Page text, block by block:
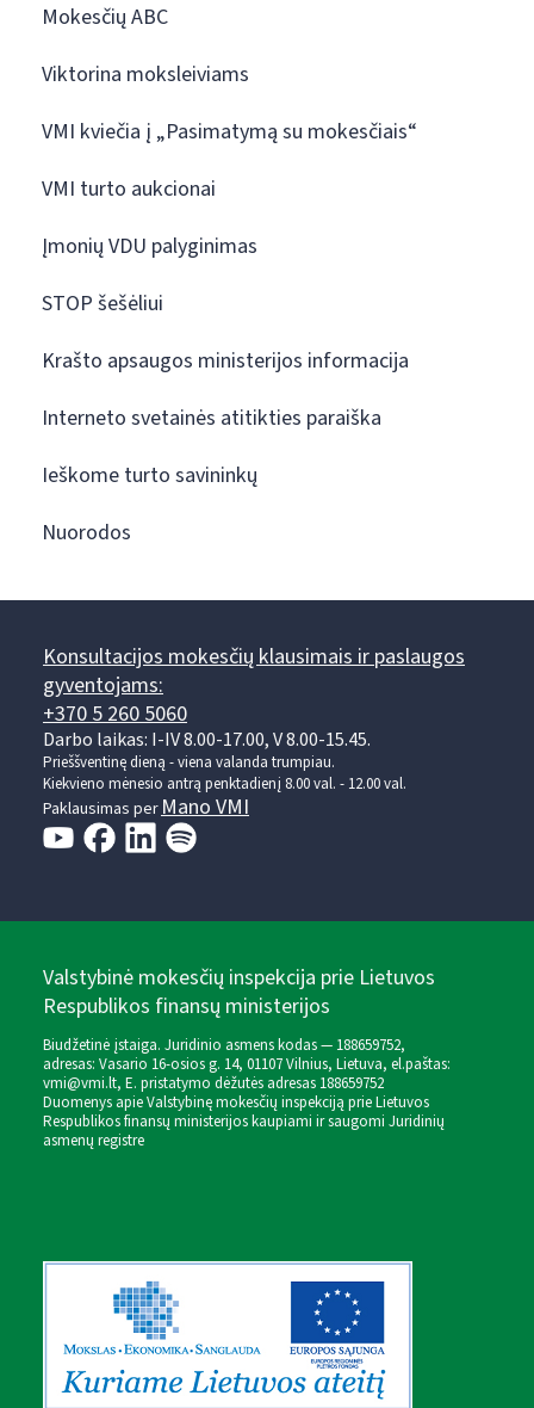
Mokesčių ABC
Viktorina moksleiviams
VMI kviečia į „Pasimatymą su mokesčiais“
VMI turto aukcionai
Įmonių VDU palyginimas
STOP šešėliui
Krašto apsaugos ministerijos informacija
Interneto svetainės atitikties paraiška
Ieškome turto savininkų
Nuorodos
Konsultacijos mokesčių klausimais ir paslaugos
gyventojams:
+370 5 260 5060
Darbo laikas: I-IV 8.00-17.00, V 8.00-15.45.
Prieššventinę dieną - viena valanda trumpiau.
Kiekvieno mėnesio antrą penktadienį 8.00 val. - 12.00 val.
Paklausimas per Mano VMI
Valstybinė mokesčių inspekcija prie Lietuvos
Respublikos finansų ministerijos
Biudžetinė įstaiga. Juridinio asmens kodas — 188659752,
adresas: Vasario 16-osios g. 14, 01107 Vilnius, Lietuva, el.paštas:
vmi@vmi.lt, E. pristatymo dėžutės adresas 188659752
Duomenys apie Valstybinę mokesčių inspekciją prie Lietuvos
Respublikos finansų ministerijos kaupiami ir saugomi Juridinių
asmenų registre